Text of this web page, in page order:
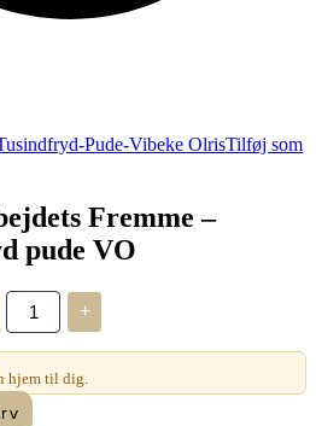
Tilføj som
Fremme –
pude VO
Haandarbejdets
Fremme
-
Tusindfryd
pude
VO
antal
+
hjem til dig.